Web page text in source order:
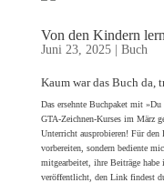
Von den Kindern
Juni 23, 2025| Buch
Kaum war das Buch da,
Das ersehnte Buchpaket mit
GTA-Zeichnen-Kurses im März
Unterricht ausprobieren! Für den
vorbereiten, sondern bediente
mitgearbeitet, ihre Beiträge
veröffentlicht, den Link findest